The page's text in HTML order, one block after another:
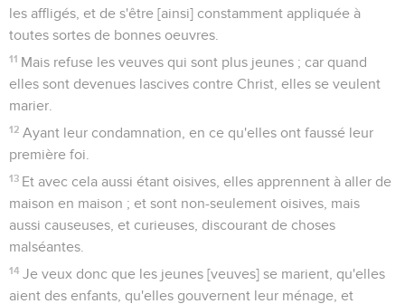
les affligés, et de s'être [ainsi] constamment appliquée à
toutes sortes de bonnes oeuvres.
11 Mais refuse les veuves qui sont plus jeunes ; car quand
elles sont devenues lascives contre Christ, elles se veulent
marier.
12 Ayant leur condamnation, en ce qu'elles ont faussé leur
première foi.
13 Et avec cela aussi étant oisives, elles apprennent à aller de
maison en maison ; et sont non-seulement oisives, mais
aussi causeuses, et curieuses, discourant de choses
malséantes.
14 Je veux donc que les jeunes [veuves] se marient, qu'elles
aient des enfants, qu'elles gouvernent leur ménage, et